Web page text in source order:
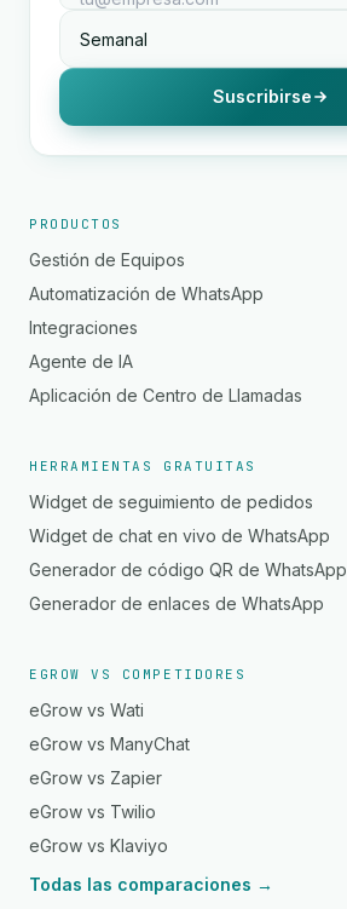
Suscribirse
PRODUCTOS
Gestión de Equipos
Automatización de WhatsApp
Integraciones
Agente de IA
Aplicación de Centro de Llamadas
HERRAMIENTAS GRATUITAS
Widget de seguimiento de pedidos
Widget de chat en vivo de WhatsApp
Generador de código QR de WhatsApp
Generador de enlaces de WhatsApp
EGROW VS COMPETIDORES
eGrow vs Wati
eGrow vs ManyChat
eGrow vs Zapier
eGrow vs Twilio
eGrow vs Klaviyo
Todas las comparaciones →